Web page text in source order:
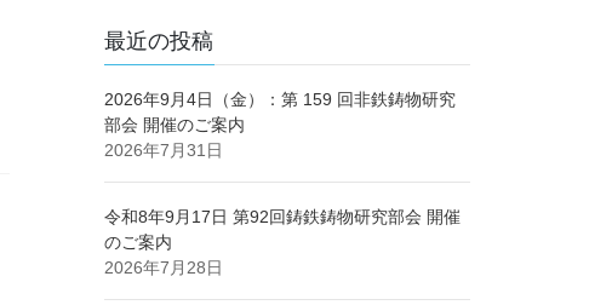
最近の投稿
2026年9月4日（金）：第 159 回非鉄鋳物研究
部会 開催のご案内
2026年7月31日
令和8年9月17日 第92回鋳鉄鋳物研究部会 開催
のご案内
2026年7月28日